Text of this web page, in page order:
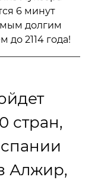
6 минут
долгим
2114 года!
стран,
Алжир,